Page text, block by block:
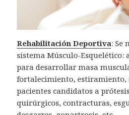
Rehabilitación Deportiva: Se
sistema Músculo-Esquelético:
para desarrollar masa
fortalecimiento, estiramiento,
pacientes candidatos a
quirúrgicos, contracturas,